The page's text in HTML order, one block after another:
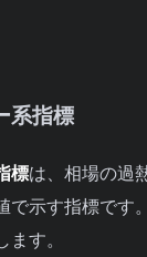
系指標
標は、相場の過
で示す指標です
ます。